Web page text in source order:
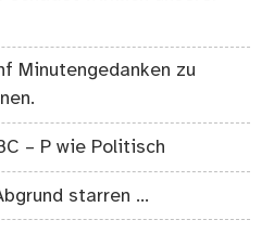
Minutengedanken zu
– P wie Politisch
starren …